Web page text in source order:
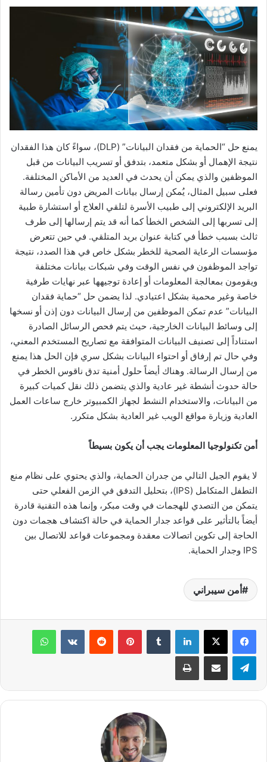
يمنع حل “الحماية من فقدان البيانات” (DLP)، سواءً كان هذا الفقدان
نتيجة الإهمال أو بشكل متعمد، بتدفق أو تسريب البيانات من قبل
الموظفين والذي يمكن أن يحدث في العديد من الأماكن المختلفة.
فعلى سبيل المثال، يُمكن إرسال بيانات المريض دون تأمين رسالة
البريد الإلكتروني إلى طبيب الأسرة لتلقي العلاج أو استشارة طبية
إلى تسربها إلى الشخص الخطأ كما أنه قد يتم إرسالها إلى طرف
ثالث بسبب خطأ في كتابة عنوان بريد المتلقي. في حين تتعرض
مؤسسات الرعاية الصحية للخطر بشكل خاص في هذا الصدد، نتيجة
تواجد الموظفون في نفس الوقت وفي شبكات بيانات مختلفة
ويقومون بمعالجة المعلومات أو إعادة توجيهها عبر نهايات طرفية
خاصة وغير محمية بشكل اعتيادي. لذا يضمن حل “حماية فقدان
البيانات” عدم تمكن الموظفين من إرسال البيانات دون إذن أو نسخها
إلى وسائط البيانات الخارجية، حيث يتم فحص الرسائل الصادرة
استناداً إلى تصنيف البيانات المتوافقة مع تصاريح المستخدم المعني،
وفي حال تم إرفاق أو احتواء البيانات بشكل سري فإن الحل هذا يمنع
من إرسال الرسالة. وهناك أيضاً حلول أمنية تدق ناقوس الخطر في
حالة حدوث أنشطة غير عادية والذي يتضمن ذلك نقل كميات كبيرة
من البيانات، والاستخدام النشط لجهاز الكمبيوتر خارج ساعات العمل
العادية وزيارة مواقع الويب غير العادية بشكل متكرر.
أمن تكنولوجيا المعلومات يجب أن يكون بسيطاً
لا يقوم الجيل التالي من جدران الحماية، والذي يحتوي على نظام منع
التطفل المتكامل (IPS)، بتحليل التدفق في الزمن الفعلي حتى
يتمكن من التصدي للهجمات في وقت مبكر، وإنما هذه التقنية قادرة
أيضاً بالتأثير على قواعد جدار الحماية في حالة اكتشاف هجمات دون
الحاجة إلى تكوين اتصالات معقدة ومجموعات قواعد للاتصال بين
IPS وجدار الحماية.
أمن سيبراني
لينكدإن بينتيريست واتساب
تيلقرام مشاركة عبر البريد طباعة